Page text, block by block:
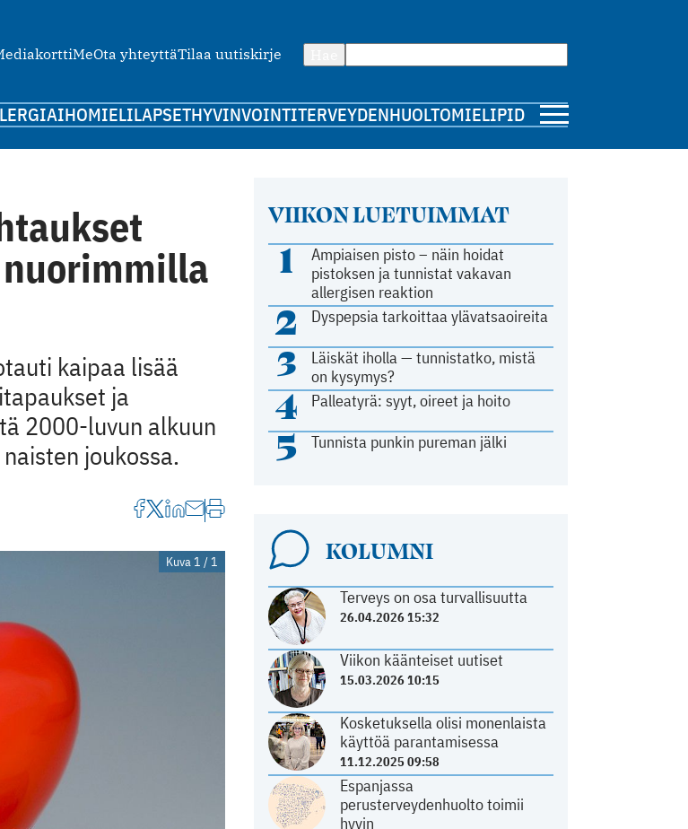
MeOta yhteyttäTilaa uutiskirje
IHOMIELILAPSETHYVINVOINTITERVEYDENHUOLTOMIELIPIDE
VIIKON LUETUIMMAT
1
Ampiaisen pisto – näin hoidat
pistoksen ja tunnistat vakavan
allergisen reaktion
2 Dyspepsia tarkoittaa ylävatsaoireita
3
Läiskät iholla — tunnistatko, mistä
on kysymys?
4 Palleatyrä: syyt, oireet ja hoito
5 Tunnista punkin pureman jälki
KOLUMNI
Terveys on osa turvallisuutta
26.04.2026 15:32
Viikon käänteiset uutiset
15.03.2026 10:15
Kosketuksella olisi monenlaista
käyttöä parantamisessa
11.12.2025 09:58
Espanjassa
perusterveydenhuolto toimii
hyvin
kaipaa lisää
ja
2000-luvun alkuun
joukossa.
Kuva 1 / 1